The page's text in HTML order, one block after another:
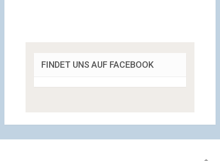
FINDET UNS AUF FACEBOOK